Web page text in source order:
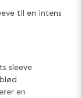
til en intens
sleeve
en